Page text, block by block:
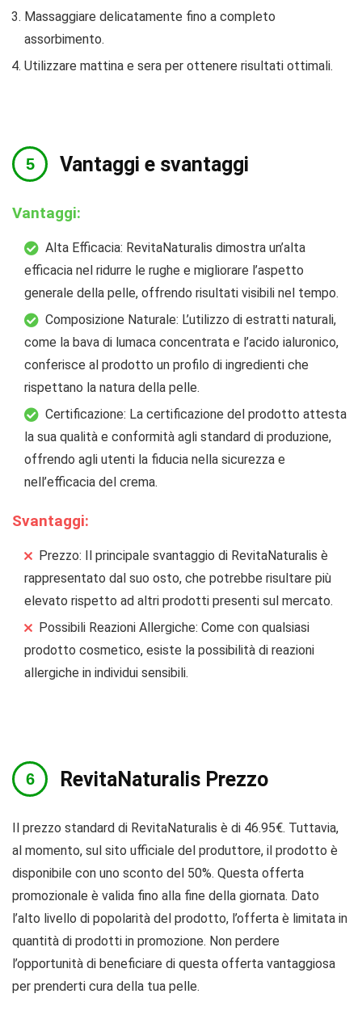
Massaggiare delicatamente fino a completo
assorbimento.
Utilizzare mattina e sera per ottenere risultati ottimali.
Vantaggi e svantaggi
Vantaggi:
Alta Efficacia: RevitaNaturalis dimostra un’alta
efficacia nel ridurre le rughe e migliorare l’aspetto
generale della pelle, offrendo risultati visibili nel tempo.
Composizione Naturale: L’utilizzo di estratti naturali,
come la bava di lumaca concentrata e l’acido ialuronico,
conferisce al prodotto un profilo di ingredienti che
rispettano la natura della pelle.
Certificazione: La certificazione del prodotto attesta
la sua qualità e conformità agli standard di produzione,
offrendo agli utenti la fiducia nella sicurezza e
nell’efficacia del crema.
Svantaggi:
Prezzo: Il principale svantaggio di RevitaNaturalis è
rappresentato dal suo osto, che potrebbe risultare più
elevato rispetto ad altri prodotti presenti sul mercato.
Possibili Reazioni Allergiche: Come con qualsiasi
prodotto cosmetico, esiste la possibilità di reazioni
allergiche in individui sensibili.
RevitaNaturalis Prezzo
Il prezzo standard di RevitaNaturalis è di 46.95€. Tuttavia,
al momento, sul sito ufficiale del produttore, il prodotto è
disponibile con uno sconto del 50%. Questa offerta
promozionale è valida fino alla fine della giornata. Dato
l’alto livello di popolarità del prodotto, l’offerta è limitata in
quantità di prodotti in promozione. Non perdere
l’opportunità di beneficiare di questa offerta vantaggiosa
per prenderti cura della tua pelle.